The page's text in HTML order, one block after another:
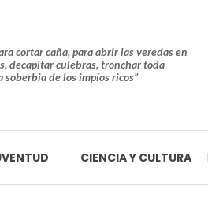
cortar caña, para abrir las veredas en
decapitar culebras, tronchar toda
de los impíos ricos”
CIENCIA Y CULTURA